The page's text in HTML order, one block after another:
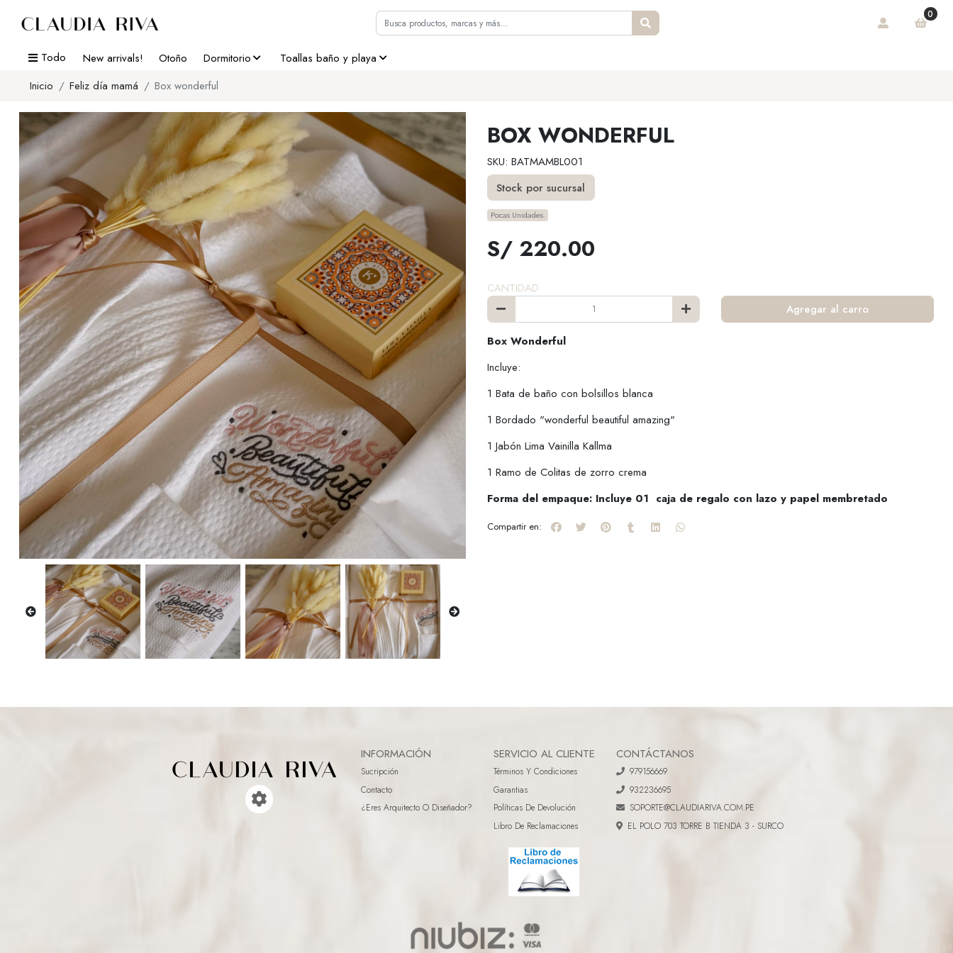
0
Todo New arrivals! Otoño Dormitorio
Toallas baño y playa
Inicio
Feliz día mamá Box wonderful
BOX WONDERFUL
SKU: BATMAMBL001
Stock por sucursal
Pocas Unidades.
S/ 220.00
CANTIDAD
Agregar al carro
Box Wonderful
Incluye:
1 Bata de baño con bolsillos blanca
1 Bordado "wonderful beautiful amazing"
1 Jabón Lima Vainilla Kallma
1 Ramo de Colitas de zorro crema
Forma del empaque: Incluye 01 caja de regalo con lazo y papel membretado
Compartir en:
INFORMACIÓN
Sucripción
Contacto
¿eres Arquitecto O Diseñador?
SERVICIO AL CLIENTE
Términos Y Condiciones
Garantias
Políticas De Devolución
Libro De Reclamaciones
CONTÁCTANOS
979156669
932236695
SOPORTE@CLAUDIARIVA.COM.PE
EL POLO 703 TORRE B TIENDA 3 - SURCO